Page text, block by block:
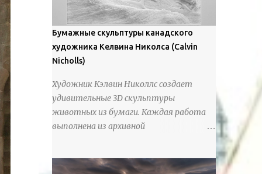
посетите страницу –
https://www.artfinder.com/artist/takayuki-
harada/about/#/
Бумажные скульптуры канадского
художника Келвина Николса (Calvin
Nicholls)
Художник Кэлвин Николлс создает
удивительные 3D скульптуры
животных из бумаги. Каждая работа
выполнена из архивной
выцветание. Николлс использует